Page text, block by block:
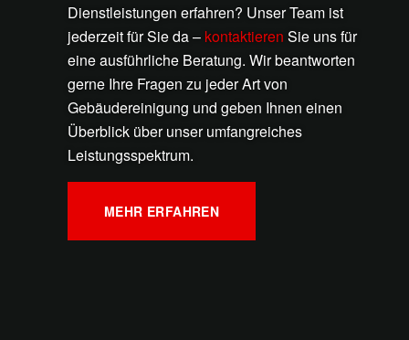
Dienstleistungen erfahren? Unser Team ist
jederzeit für Sie da – kontaktieren Sie uns für
eine ausführliche Beratung. Wir beantworten
gerne Ihre Fragen zu jeder Art von
Gebäudereinigung und geben Ihnen einen
Überblick über unser umfangreiches
Leistungsspektrum.
MEHR ERFAHREN